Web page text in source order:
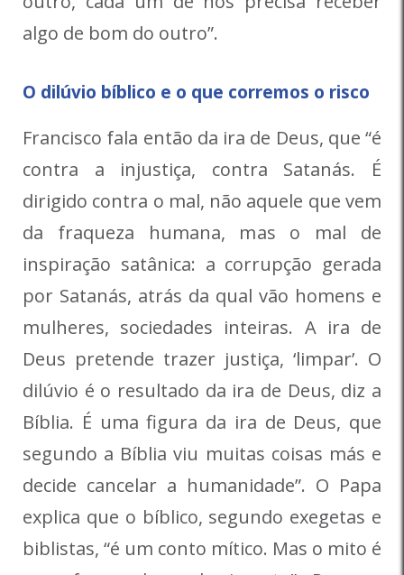
algo de bom do outro”.
O dilúvio bíblico e o que corremos o risco
Francisco fala então da ira de Deus, que “é
contra a injustiça, contra Satanás. É
dirigido contra o mal, não aquele que vem
da fraqueza humana, mas o mal de
inspiração satânica: a corrupção gerada
por Satanás, atrás da qual vão homens e
mulheres, sociedades inteiras. A ira de
Deus pretende trazer justiça, ‘limpar’. O
dilúvio é o resultado da ira de Deus, diz a
Bíblia. É uma figura da ira de Deus, que
segundo a Bíblia viu muitas coisas más e
decide cancelar a humanidade”. O Papa
explica que o bíblico, segundo exegetas e
biblistas, “é um conto mítico. Mas o mito é